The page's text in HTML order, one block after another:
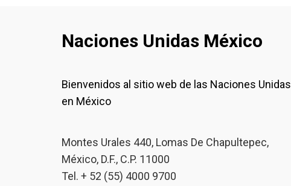
Naciones Unidas México
Bienvenidos al sitio web de las Naciones Unidas
en México
Montes Urales 440, Lomas De Chapultepec,
México, D.F., C.P. 11000
Tel. + 52 (55) 4000 9700